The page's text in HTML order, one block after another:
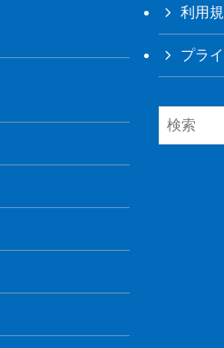
利用
プラ